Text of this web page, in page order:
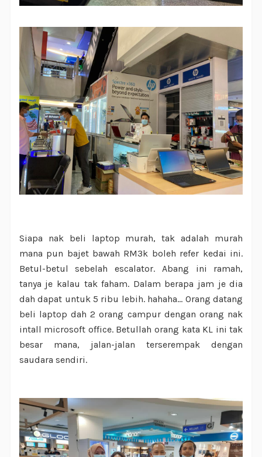
Siapa nak beli laptop murah, tak adalah murah
mana pun bajet bawah RM3k boleh refer kedai ini.
Betul-betul sebelah escalator. Abang ini ramah,
tanya je kalau tak faham. Dalam berapa jam je dia
dah dapat untuk 5 ribu lebih. hahaha... Orang datang
beli laptop dah 2 orang campur dengan orang nak
intall microsoft office. Betullah orang kata KL ini tak
besar mana, jalan-jalan terserempak dengan
saudara sendiri.